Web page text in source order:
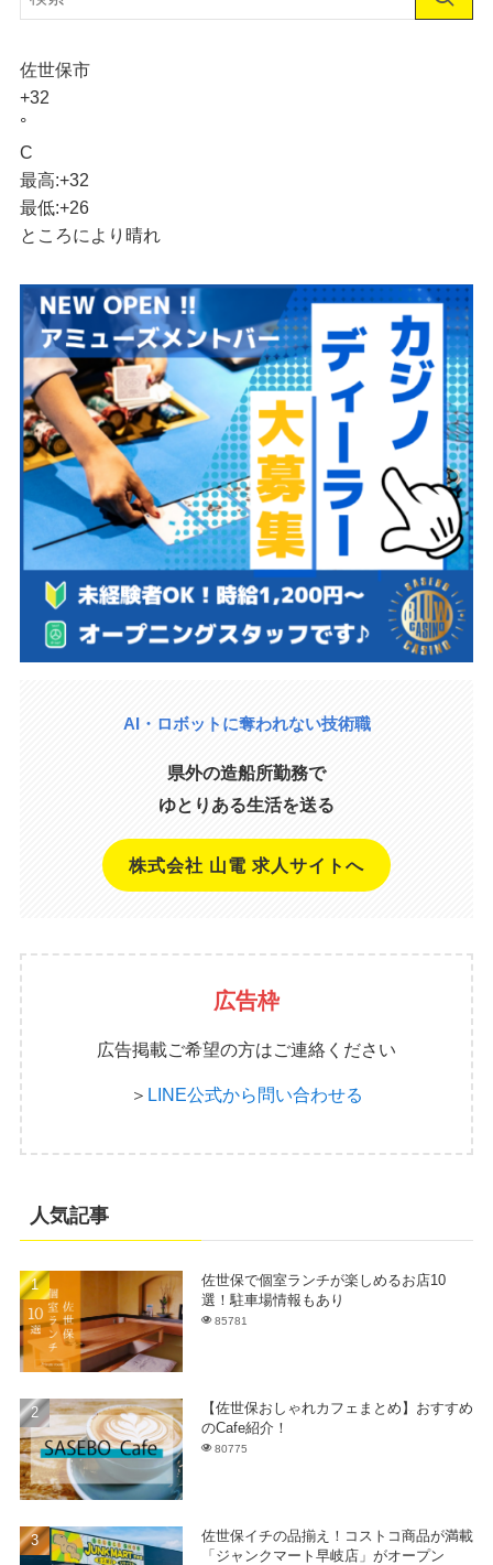
佐世保市
+32
°
C
最高:+32
最低:+26
ところにより晴れ
AI・ロボットに奪われない技術職
県外の造船所勤務で
ゆとりある生活を送る
株式会社 山電 求人サイトへ
広告枠
広告掲載ご希望の方はご連絡ください
＞ LINE公式から問い合わせる
人気記事
佐世保で個室ランチが楽しめるお店10
選！駐車場情報もあり
85781
【佐世保おしゃれカフェまとめ】おすすめ
のCafe紹介！
80775
佐世保イチの品揃え！コストコ商品が満載
「ジャンクマート早岐店」がオープン